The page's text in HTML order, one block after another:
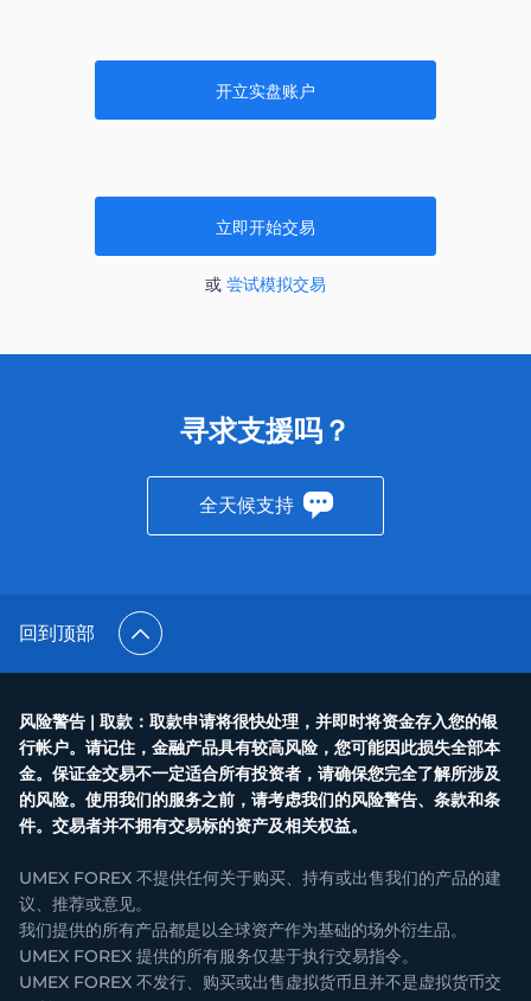
开立实盘账户
立即开始交易
或 尝试模拟交易
寻求支援吗？
全天候支持
回到顶部
风险警告 | 取款：取款申请将很快处理，并即时将资金存入您的银
行帐户。请记住，金融产品具有较高风险，您可能因此损失全部本
金。保证金交易不一定适合所有投资者，请确保您完全了解所涉及
的风险。使用我们的服务之前，请考虑我们的风险警告、条款和条
件。交易者并不拥有交易标的资产及相关权益。
UMEX FOREX 不提供任何关于购买、持有或出售我们的产品的建
议、推荐或意见。
我们提供的所有产品都是以全球资产作为基础的场外衍生品。
UMEX FOREX 提供的所有服务仅基于执行交易指令。
UMEX FOREX 不发行、购买或出售虚拟货币且并不是虚拟货币交